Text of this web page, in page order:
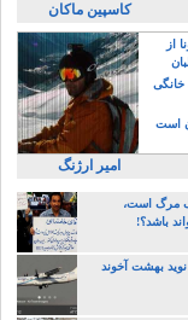
کاسپین ماکان
از
خانگی
است
امیر ارژنگ
مرگ است،
باشد؟!
نوید بهشت آخوند